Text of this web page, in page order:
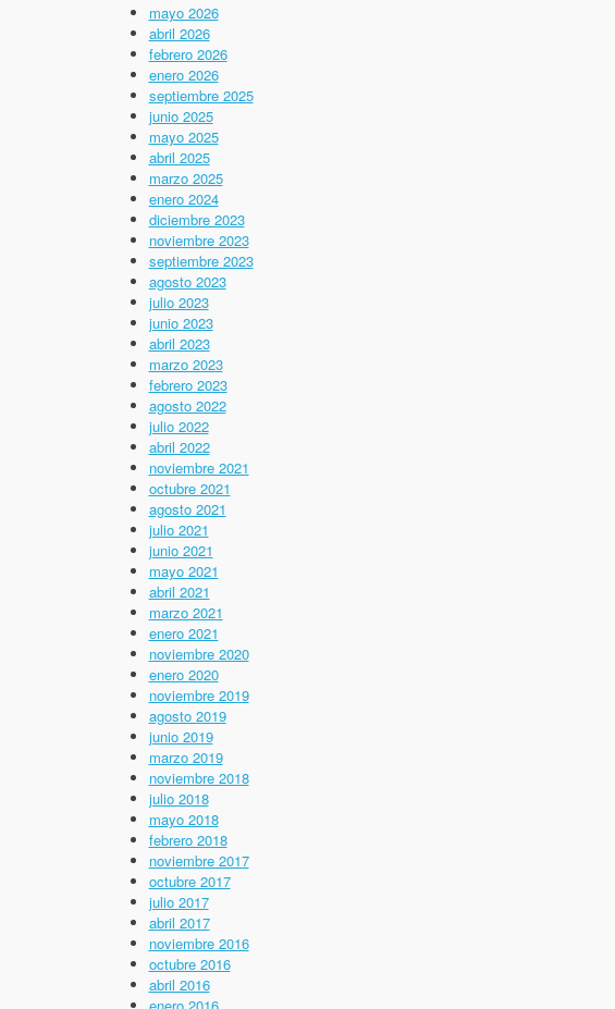
mayo 2026
abril 2026
febrero 2026
enero 2026
septiembre 2025
junio 2025
mayo 2025
abril 2025
marzo 2025
enero 2024
diciembre 2023
noviembre 2023
septiembre 2023
agosto 2023
julio 2023
junio 2023
abril 2023
marzo 2023
febrero 2023
agosto 2022
julio 2022
abril 2022
noviembre 2021
octubre 2021
agosto 2021
julio 2021
junio 2021
mayo 2021
abril 2021
marzo 2021
enero 2021
noviembre 2020
enero 2020
noviembre 2019
agosto 2019
junio 2019
marzo 2019
noviembre 2018
julio 2018
mayo 2018
febrero 2018
noviembre 2017
octubre 2017
julio 2017
abril 2017
noviembre 2016
octubre 2016
abril 2016
enero 2016